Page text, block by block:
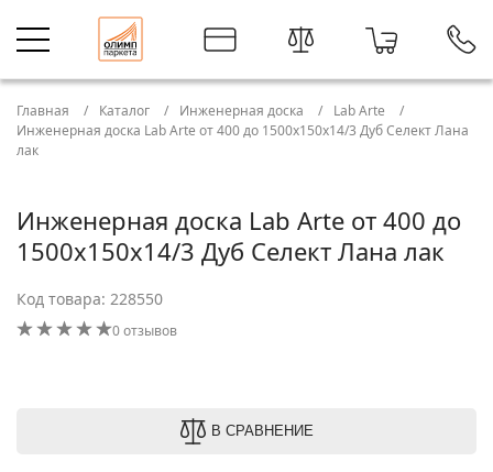
Главная Каталог Инженерная доска
Lab Arte
Инженерная доска Lab Arte от 400 до 1500х150х14/3 Дуб Селект Лана
лак
Инженерная доска Lab Arte от 400 до
1500х150х14/3 Дуб Селект Лана лак
Код товара: 228550
0 отзывов
В СРАВНЕНИЕ